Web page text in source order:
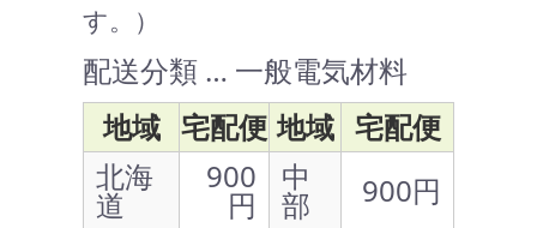
す。）
配送分類 … 一般電気材料
地域 宅配便 地域 宅配便
北海
道
900
円
中
部
900円